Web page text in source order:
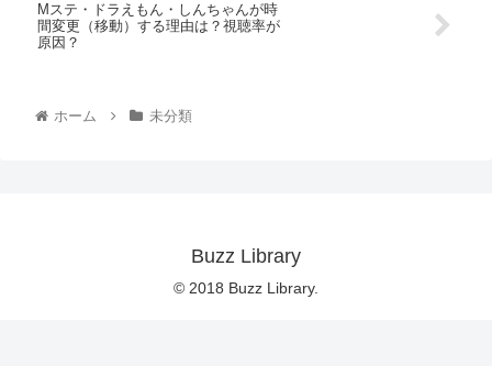
Mステ・ドラえもん・しんちゃんが時
間変更（移動）する理由は？視聴率が
原因？
ホーム 未分類
Buzz Library
© 2018 Buzz Library.